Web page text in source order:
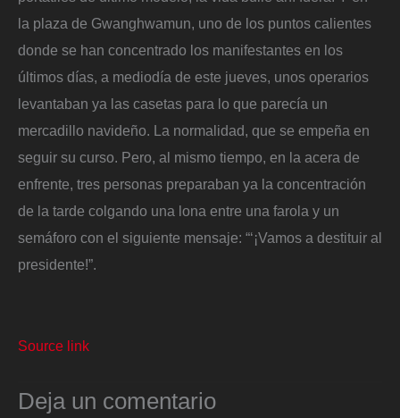
la plaza de Gwanghwamun, uno de los puntos calientes
donde se han concentrado los manifestantes en los
últimos días, a mediodía de este jueves, unos operarios
levantaban ya las casetas para lo que parecía un
mercadillo navideño. La normalidad, que se empeña en
seguir su curso. Pero, al mismo tiempo, en la acera de
enfrente, tres personas preparaban ya la concentración
de la tarde colgando una lona entre una farola y un
semáforo con el siguiente mensaje: “‘¡Vamos a destituir al
presidente!”.
Source link
Deja un comentario